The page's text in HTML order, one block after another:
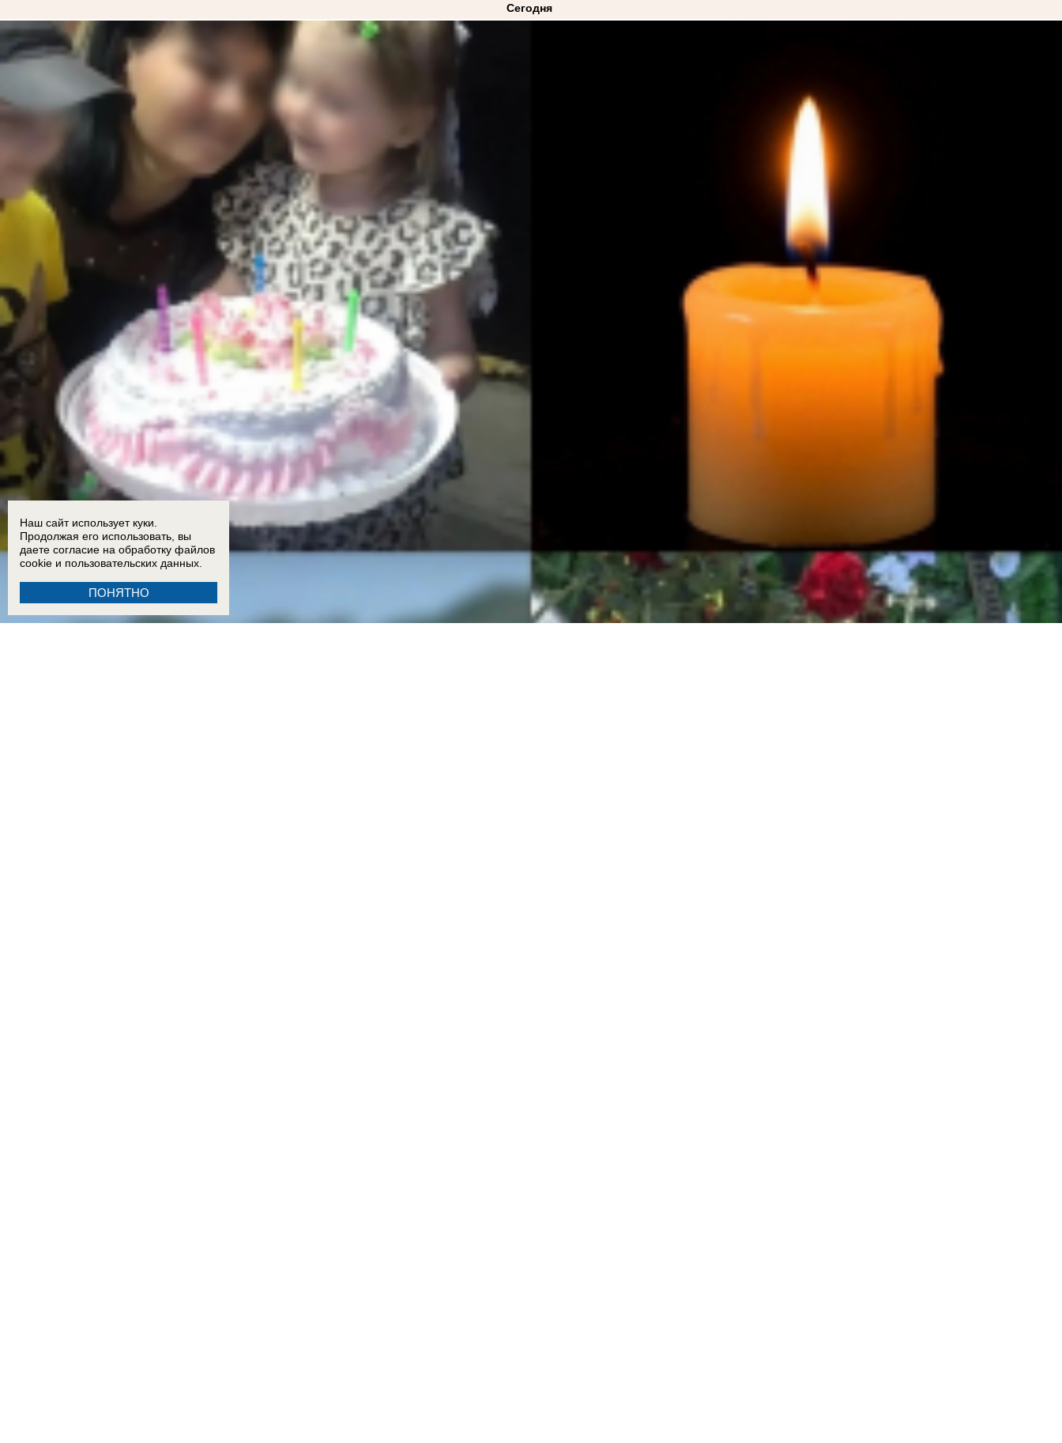
Сегодня
Наш сайт использует куки.
Продолжая его использовать, вы
даете согласие на обработку файлов
cookie и пользовательских данных.
ПОНЯТНО